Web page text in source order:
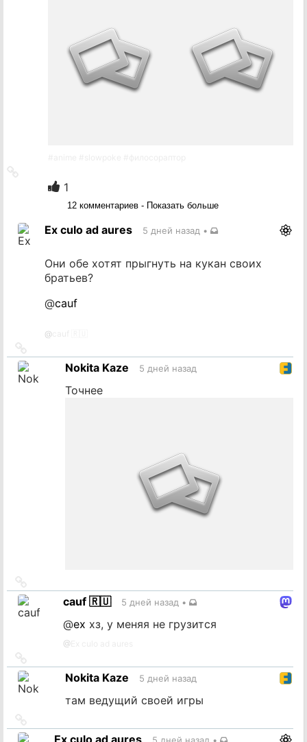
источник
1
12 комментариев - Показать больше
Ex culo ad aures 5 дней назад •
Они обе хотят прыгнуть на кукан своих
братьев?
@cauf
@
на
источникNokita Kaze 5 дней назад
Точнее
на
источникcauf 🇷🇺 5 дней назад •
@ex хз, у меняя не грузится
@
на
источникNokita Kaze 5 дней назад
там ведущий своей игры
на
Ex culo ad aures